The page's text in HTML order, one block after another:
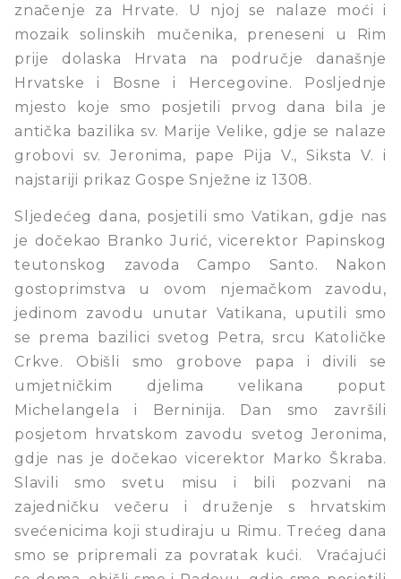
značenje za Hrvate. U njoj se nalaze moći i
mozaik solinskih mučenika, preneseni u Rim
prije dolaska Hrvata na područje današnje
Hrvatske i Bosne i Hercegovine. Posljednje
mjesto koje smo posjetili prvog dana bila je
antička bazilika sv. Marije Velike, gdje se nalaze
grobovi sv. Jeronima, pape Pija V., Siksta V. i
najstariji prikaz Gospe Snježne iz 1308.
Sljedećeg dana, posjetili smo Vatikan, gdje nas
je dočekao Branko Jurić, vicerektor Papinskog
teutonskog zavoda Campo Santo. Nakon
gostoprimstva u ovom njemačkom zavodu,
jedinom zavodu unutar Vatikana, uputili smo
se prema bazilici svetog Petra, srcu Katoličke
Crkve. Obišli smo grobove papa i divili se
umjetničkim djelima velikana poput
Michelangela i Berninija. Dan smo završili
posjetom hrvatskom zavodu svetog Jeronima,
gdje nas je dočekao vicerektor Marko Škraba.
Slavili smo svetu misu i bili pozvani na
zajedničku večeru i druženje s hrvatskim
svećenicima koji studiraju u Rimu. Trećeg dana
smo se pripremali za povratak kući. Vraćajući